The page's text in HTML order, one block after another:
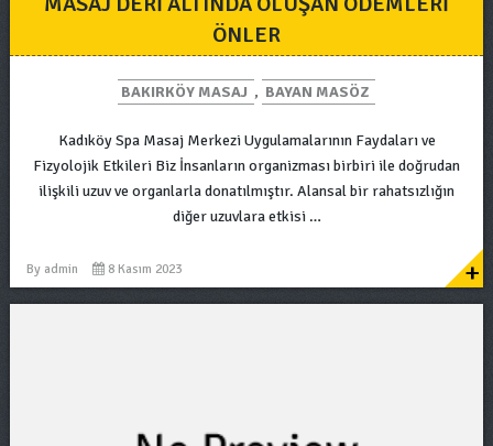
ÖNLER
BAKIRKÖY MASAJ , BAYAN MASÖZ
Kadıköy Spa Masaj Merkezi Uygulamalarının Faydaları ve
Fizyolojik Etkileri Biz İnsanların organizması birbiri ile doğrudan
ilişkili uzuv ve organlarla donatılmıştır. Alansal bir rahatsızlığın
diğer uzuvlara etkisi …
By admin 8 Kasım 2023 +